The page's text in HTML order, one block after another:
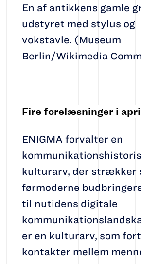
En af antikkens gamle
udstyret med stylus og
vokstavle. (Museum
Berlin/Wikimedia
Fire forelæsninger i
ENIGMA forvalter en
kulturarv, der strækker
førmoderne
til nutidens digitale
er en kulturarv, som
kontakter mellem